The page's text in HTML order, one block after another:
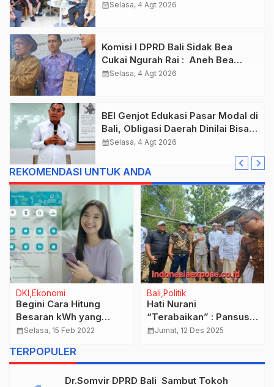
Mada Jadi Salah Satu Kawasan
calendar_monthSelasa, 4 Agt 2026
Komisi I DPRD Bali Sidak Bea
Cukai Ngurah Rai : Aneh Bea
Cukai Tolak berikan List Data
calendar_monthSelasa, 4 Agt 2026
BEI Genjot Edukasi Pasar Modal di
Bali, Obligasi Daerah Dinilai Bisa
Jadi Mesin Percepatan
calendar_monthSelasa, 4 Agt 2026
REKOMENDASI UNTUK ANDA
DKI Ekonomi
Begini Cara Hitung
Besaran kWh yang
Diperoleh dari Setiap
PLN
calendar_monthSelasa, 15 Feb 2022
Bali Politik
Hati Nurani
“Terabaikan” : Pansus
TRAP DPRD Bali
calendar_monthJumat, 12 Des 2025
TERPOPULER
Dr.Somvir DPRD Bali Sambut Tokoh